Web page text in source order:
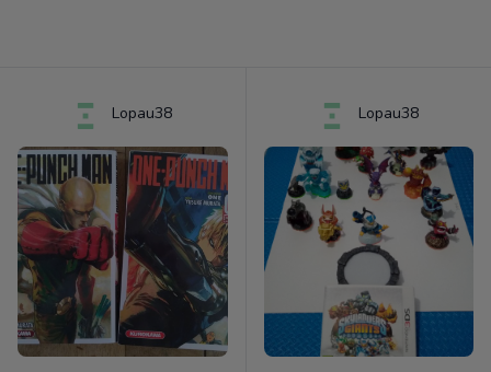
Lopau38 Lopau38